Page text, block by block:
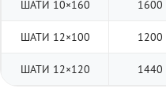
ШАТИ 10×160 1600
ШАТИ 12×100 1200
ШАТИ 12×120 1440